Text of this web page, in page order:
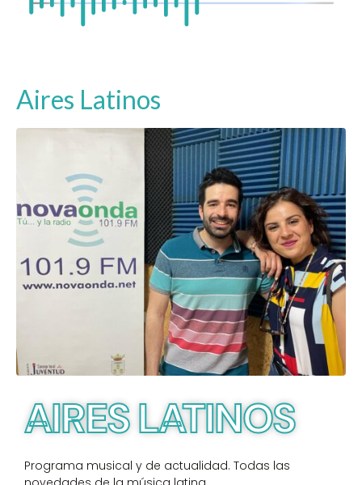
Aires Latinos
AIRES LATINOS
Programa musical y de actualidad. Todas las